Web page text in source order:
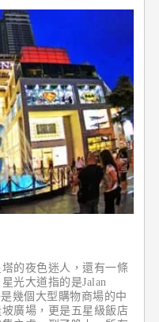
的夜色迷人，還有一條
光大道指的是Jalan
幾個大型購物商場的中
廣場，更是五星級飯店